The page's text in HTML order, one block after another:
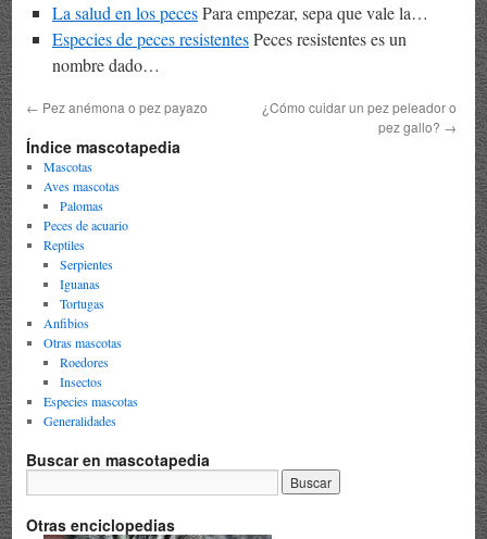
La salud en los pecesPara empezar, sepa que vale la…
Especies de peces resistentesPeces resistentes es un
nombre dado…
← Pez anémona o pez payazo
¿Cómo cuidar un pez peleador o
pez gallo? →
Índice mascotapedia
Mascotas
Aves mascotas
Palomas
Peces de acuario
Reptiles
Serpientes
Iguanas
Tortugas
Anfibios
Otras mascotas
Roedores
Insectos
Especies mascotas
Generalidades
Buscar en mascotapedia
Otras enciclopedias